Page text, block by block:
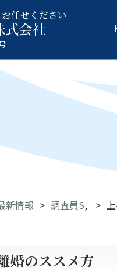
任せください
式会社
新情報 調査員S,
婚のススメ方